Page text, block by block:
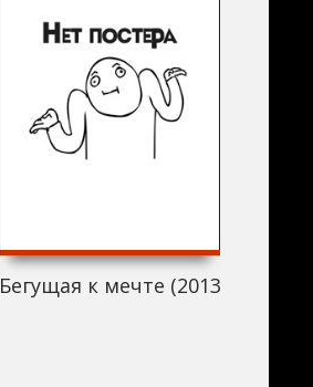
Бегущая к мечте (2013)